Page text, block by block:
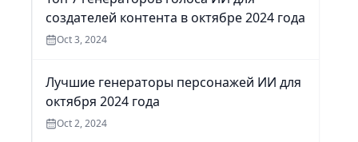
создателей контента в октябре 2024 года
Oct 3, 2024
Лучшие генераторы персонажей ИИ для
октября 2024 года
Oct 2, 2024